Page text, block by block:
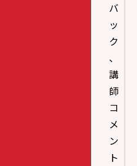
バ
ッ
ク
、
講
師
コ
メ
ン
ト